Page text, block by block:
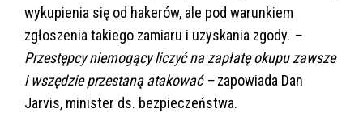
wykupienia się od hakerów, ale pod warunkiem
zgłoszenia takiego zamiaru i uzyskania zgody. –
Przestępcy niemogący liczyć na zapłatę okupu zawsze
i wszędzie przestaną atakować –zapowiada Dan
Jarvis, minister ds. bezpieczeństwa.